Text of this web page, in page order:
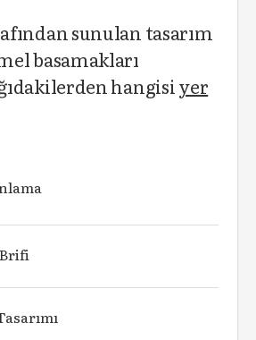
sunulan tasarım
basamakları
hangisiyer